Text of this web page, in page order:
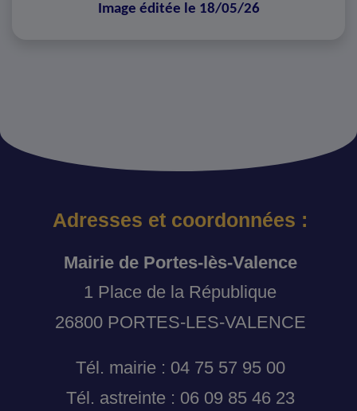
Image éditée le 18/05/26
Adresses et coordonnées :
Mairie de Portes-lès-Valence
1 Place de la République
26800 PORTES-LES-VALENCE
Tél. mairie : 04 75 57 95 00
Tél. astreinte : 06 09 85 46 23